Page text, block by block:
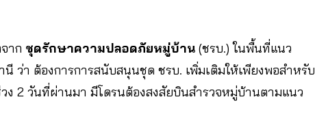
าก ชุดรักษาความปลอดภัยหมู่บ้าน (ชรบ.) ในพื้นที่แนว
ว่า ต้องการการสนับสนุนชุด ชรบ. เพิ่มเติมให้เพียงพอสำหรับ
ง 2 วันที่ผ่านมา มีโดรนต้องสงสัยบินสำรวจหมู่บ้านตามแนว